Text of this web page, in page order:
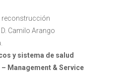
reconstrucción
Camilo Arango
y sistema de salud
Management & Service